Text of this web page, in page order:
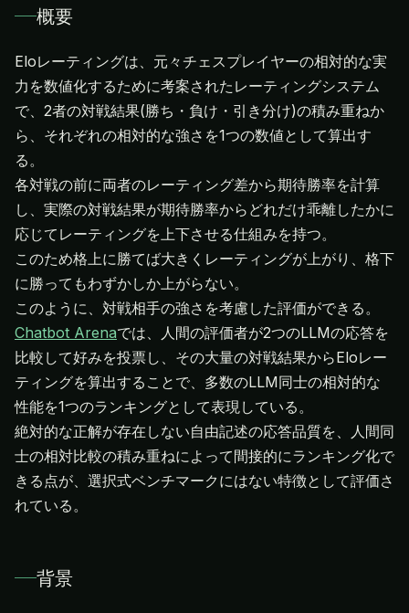
概要
Eloレーティングは、元々チェスプレイヤーの相対的な実
力を数値化するために考案されたレーティングシステム
で、2者の対戦結果(勝ち・負け・引き分け)の積み重ねか
ら、それぞれの相対的な強さを1つの数値として算出す
る。
各対戦の前に両者のレーティング差から期待勝率を計算
し、実際の対戦結果が期待勝率からどれだけ乖離したかに
応じてレーティングを上下させる仕組みを持つ。
このため格上に勝てば大きくレーティングが上がり、格下
に勝ってもわずかしか上がらない。
Chatbot Arenaでは、人間の評価者が2つのLLMの応答を
比較して好みを投票し、その大量の対戦結果からEloレー
ティングを算出することで、多数のLLM同士の相対的な
性能を1つのランキングとして表現している。
絶対的な正解が存在しない自由記述の応答品質を、人間同
士の相対比較の積み重ねによって間接的にランキング化で
きる点が、選択式ベンチマークにはない特徴として評価さ
れている。
背景